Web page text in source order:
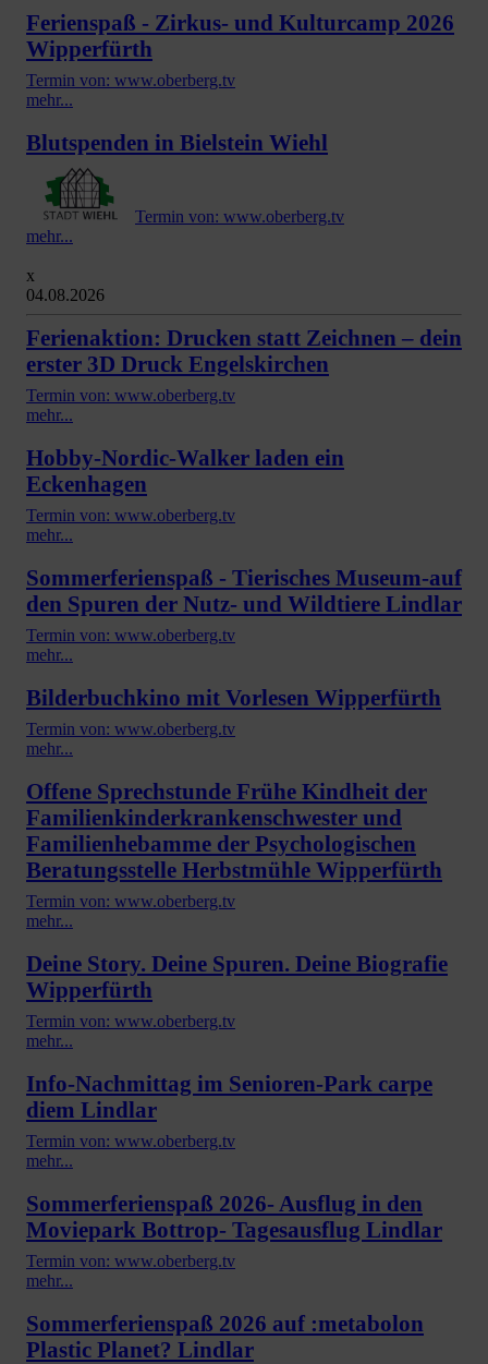
Ferienspaß - Zirkus- und Kulturcamp 2026
Wipperfürth
Termin von: www.oberberg.tv
mehr...
Blutspenden in Bielstein Wiehl
Termin von: www.oberberg.tv
mehr...
x
04.08.2026
Ferienaktion: Drucken statt Zeichnen – dein
erster 3D Druck Engelskirchen
Termin von: www.oberberg.tv
mehr...
Hobby-Nordic-Walker laden ein
Eckenhagen
Termin von: www.oberberg.tv
mehr...
Sommerferienspaß - Tierisches Museum-auf
den Spuren der Nutz- und Wildtiere Lindlar
Termin von: www.oberberg.tv
mehr...
Bilderbuchkino mit Vorlesen Wipperfürth
Termin von: www.oberberg.tv
mehr...
Offene Sprechstunde Frühe Kindheit der
Familienkinderkrankenschwester und
Familienhebamme der Psychologischen
Beratungsstelle Herbstmühle Wipperfürth
Termin von: www.oberberg.tv
mehr...
Deine Story. Deine Spuren. Deine Biografie
Wipperfürth
Termin von: www.oberberg.tv
mehr...
Info-Nachmittag im Senioren-Park carpe
diem Lindlar
Termin von: www.oberberg.tv
mehr...
Sommerferienspaß 2026- Ausflug in den
Moviepark Bottrop- Tagesausflug Lindlar
Termin von: www.oberberg.tv
mehr...
Sommerferienspaß 2026 auf :metabolon
Plastic Planet? Lindlar